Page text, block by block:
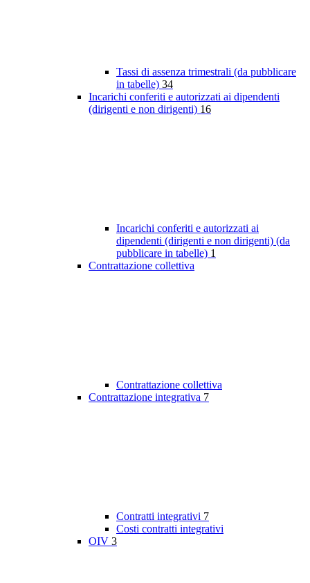
Tassi di assenza trimestrali (da pubblicare
in tabelle) 34
Incarichi conferiti e autorizzati ai dipendenti
(dirigenti e non dirigenti) 16
Incarichi conferiti e autorizzati ai
dipendenti (dirigenti e non dirigenti) (da
pubblicare in tabelle) 1
Contrattazione collettiva
Contrattazione collettiva
Contrattazione integrativa 7
Contratti integrativi 7
Costi contratti integrativi
OIV 3